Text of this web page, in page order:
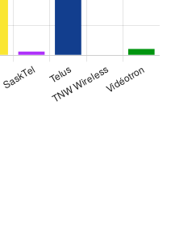
повідомлень нового
інтерактивністю.